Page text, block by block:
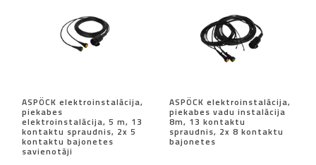
ASPÖCK elektroinstalācija,
piekabes
elektroinstalācija, 5 m, 13
kontaktu spraudnis, 2x 5
kontaktu bajonetes
savienotāji
ASPÖCK elektroinstalācija,
piekabes vadu instalācija
8m, 13 kontaktu
spraudnis, 2x 8 kontaktu
bajonetes